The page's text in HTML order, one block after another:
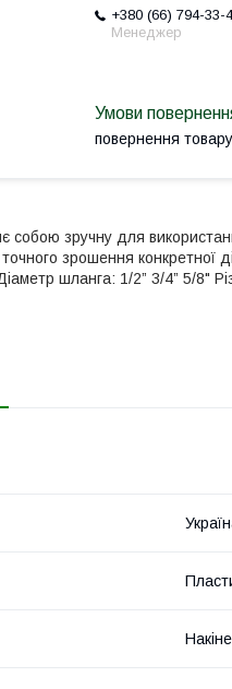
+380 (66) 794-33-
Менеджер
повернення
собою зручну для
зрошення конкретної
шланга: 1/2” 3/4” 5/8"